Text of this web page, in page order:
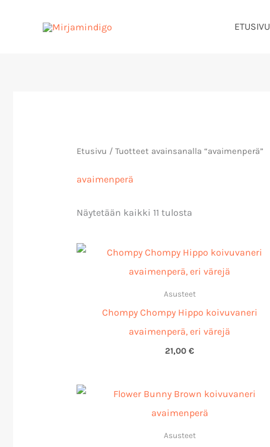
ETUSIVU
Etusivu / Tuotteet avainsanalla “avaimenperä”
avaimenperä
Näytetään kaikki 11 tulosta
Asusteet
Chompy Chompy Hippo koivuvaneri
avaimenperä, eri värejä
21,00€
Asusteet